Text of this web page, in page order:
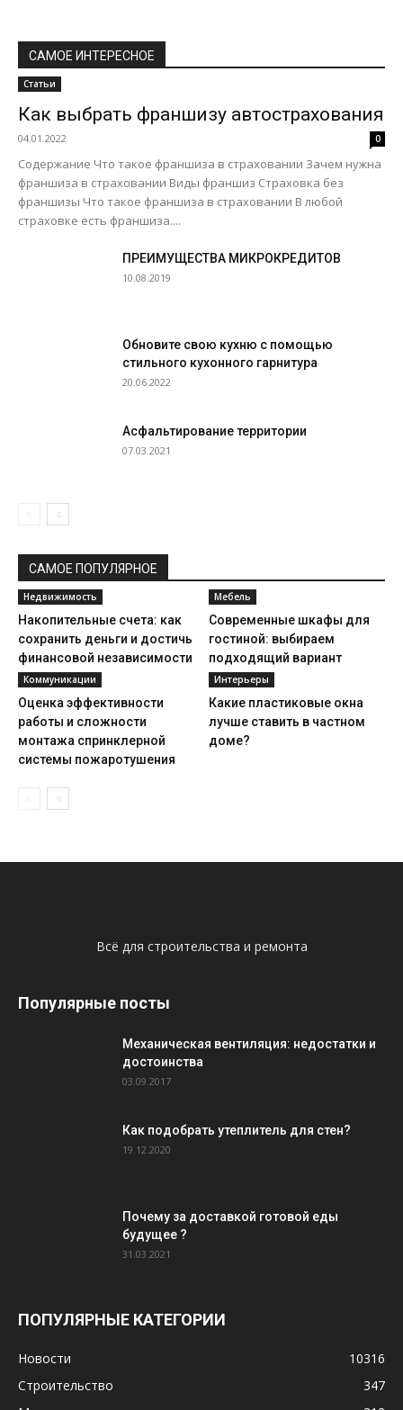
САМОЕ ИНТЕРЕСНОЕ
Статьи
Как выбрать франшизу автострахования
04.01.2022 0
Содержание Что такое франшиза в страховании Зачем нужна
франшиза в страховании Виды франшиз Страховка без
франшизы Что такое франшиза в страховании В любой
страховке есть франшиза....
ПРЕИМУЩЕСТВА МИКРОКРЕДИТОВ
10.08.2019
Обновите свою кухню с помощью
стильного кухонного гарнитура
20.06.2022
Асфальтирование территории
07.03.2021
САМОЕ ПОПУЛЯРНОЕ
Недвижимость
Накопительные счета: как
сохранить деньги и достичь
финансовой независимости
Мебель
Современные шкафы для
гостиной: выбираем
подходящий вариант
Коммуникации
Оценка эффективности
работы и сложности
монтажа спринклерной
системы пожаротушения
Интерьеры
Какие пластиковые окна
лучше ставить в частном
доме?
Всё для строительства и ремонта
Популярные посты
Механическая вентиляция: недостатки и
достоинства
03.09.2017
Как подобрать утеплитель для стен?
19.12.2020
Почему за доставкой готовой еды
будущее ?
31.03.2021
ПОПУЛЯРНЫЕ КАТЕГОРИИ
Новости
10316
Строительство
347